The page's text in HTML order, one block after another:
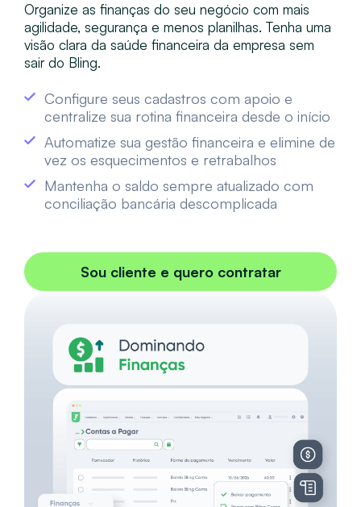
Organize as finanças do seu negócio com mais
agilidade, segurança e menos planilhas. Tenha uma
visão clara da saúde financeira da empresa sem
sair do Bling.
Configure seus cadastros com apoio e
centralize sua rotina financeira desde o início
Automatize sua gestão financeira e elimine de
vez os esquecimentos e retrabalhos
Mantenha o saldo sempre atualizado com
conciliação bancária descomplicada
Sou cliente e quero contratar